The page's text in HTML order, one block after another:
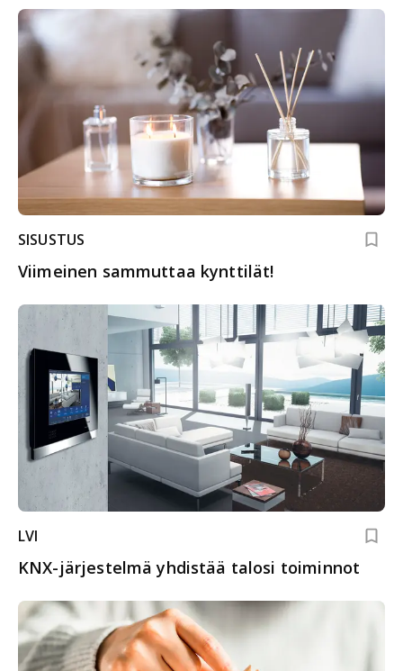
SISUSTUS
Viimeinen sammuttaa kynttilät!
LVI
KNX-järjestelmä yhdistää talosi toiminnot